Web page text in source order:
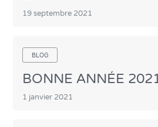
19 septembre 2021
BLOG
BONNE ANNÉE
1 janvier 2021